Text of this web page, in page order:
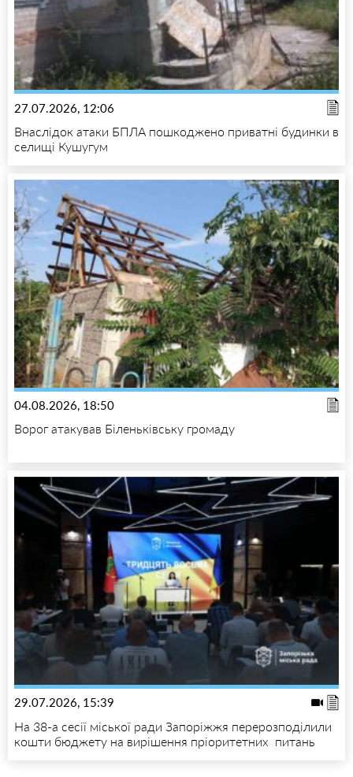
27.07.2026, 12:06
Внаслідок атаки БПЛА пошкоджено приватні будинки в
селищі Кушугум
04.08.2026, 18:50
Ворог атакував Біленьківську громаду
29.07.2026, 15:39
На 38-а сесії міської ради Запоріжжя перерозподілили
кошти бюджету на вирішення пріоритетних питань